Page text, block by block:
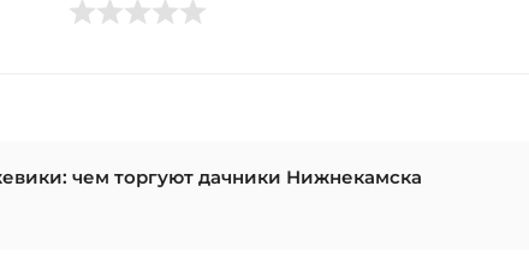
чем торгуют дачники Нижнекамска